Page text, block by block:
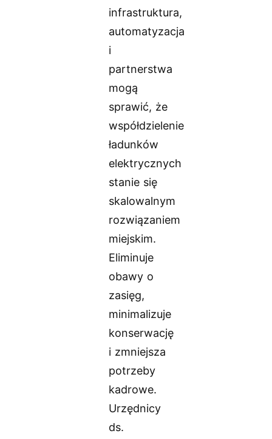
infrastruktura,
automatyzacja
i
partnerstwa
mogą
sprawić, że
współdzielenie
ładunków
elektrycznych
stanie się
skalowalnym
rozwiązaniem
miejskim.
Eliminuje
obawy o
zasięg,
minimalizuje
konserwację
i zmniejsza
potrzeby
kadrowe.
Urzędnicy
ds.